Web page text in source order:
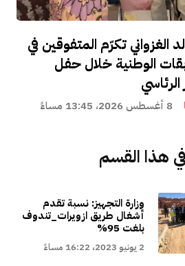
الغزواني تكرّم المتفوقين في
الوطنية خلال حفل
8 أغسطس 2026، 13:45 مساءً
هذا القسم
وزارة التجهيز: نسبة تقدم
أشغال طريق ازويرات_تندوف
بلغت 95%
2 يونيو 2023، 16:22 مساءً